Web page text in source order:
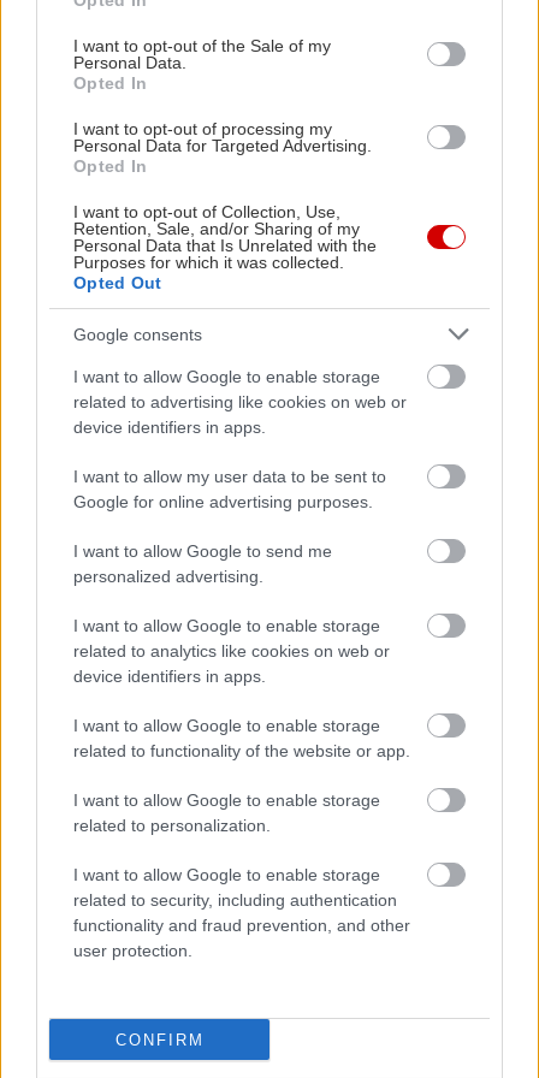
use your data for below specified purposes in below Google
consent section.
I want to opt-out of the Sale of my
Personal Data.
Opted In
I want to opt-out of processing my
Personal Data for Targeted Advertising.
Opted In
I want to opt-out of Collection, Use,
Retention, Sale, and/or Sharing of my
Personal Data that Is Unrelated with the
Purposes for which it was collected.
Opted Out
Google consents
I want to allow Google to enable storage
related to advertising like cookies on web or
device identifiers in apps.
I want to allow my user data to be sent to
Google for online advertising purposes.
I want to allow Google to send me
personalized advertising.
I want to allow Google to enable storage
related to analytics like cookies on web or
device identifiers in apps.
I want to allow Google to enable storage
related to functionality of the website or app.
I want to allow Google to enable storage
related to personalization.
I want to allow Google to enable storage
related to security, including authentication
functionality and fraud prevention, and other
user protection.
CONFIRM
Vintage ρούχα και αξεσουάρ από δεύτερο χέρι, σε
διατίθενται καθημερινά στην…Κρεμάστρα
(Αλκμήνης 24), μια γουστόζικη μπουτίκ με
φλοράλ δοκιμαστήρια από την οποία δύσκολα θα
φύγετε με άδεια χέρια. Συχνά πυκνά διοργανώνει
και μπαζάρ με αξεσουάρ και ρούχα ελλήνων
δημιουργών σε εξίσου συμφέρουσες τιμές.
ευαισθητοποίηση και άκρως χαμηλές τιμές για
όλους. Αυτή είναι η φιλοσοφία τουThe Social
Yogis Project(Κειριάδων 13), ενός στούντιο –
Pilates σε τιμές drop-in από 5€, αλλά και
πληθώρα εναλλακτικών δραστηριοτήτων όπως